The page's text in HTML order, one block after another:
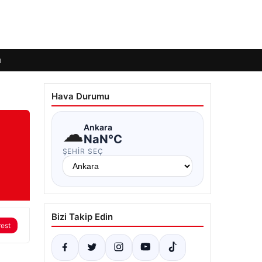
Hava Durumu
☁Ankara
NaN°C
ŞEHIR SEÇ
Bizi Takip Edin